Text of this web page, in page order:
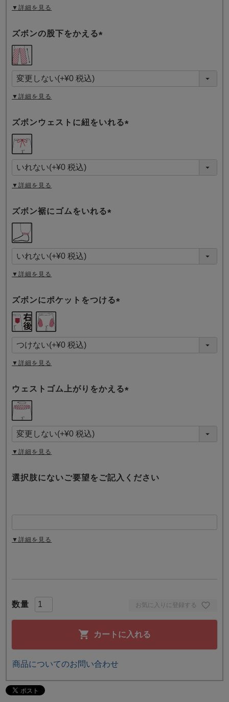
お気に入りに登録する
カートに入れる
▼詳細を見る
ズボンの股下をかえる
須
)
▼詳細を見る
ズボンウェストに紐をいれる
須
)
▼詳細を見る
ズボン裾にゴムをいれる
須
)
▼詳細を見る
ズボンにポケットをつける
須
)
▼詳細を見る
ウェストゴム上がりをかえる
須
)
▼詳細を見る
選択肢にないご要望をご記入ください
▼詳細を見る
商品についてのお問い合わせ